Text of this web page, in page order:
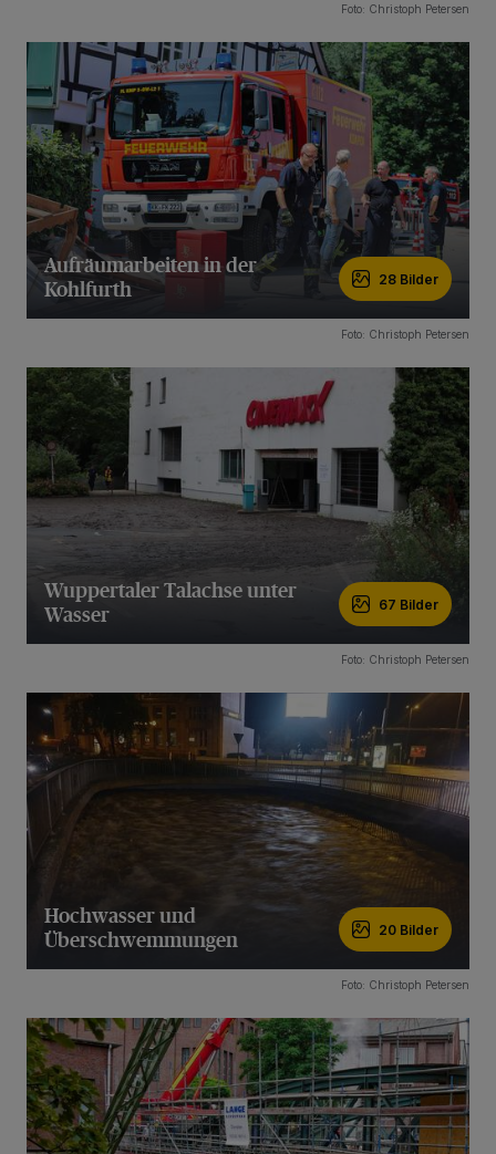
Foto: Christoph Petersen
Aufräumarbeiten in der
Kohlfurth
28 Bilder
Foto: Christoph Petersen
Wuppertaler Talachse unter
Wasser
67 Bilder
Foto: Christoph Petersen
Hochwasser und
Überschwemmungen
20 Bilder
Foto: Christoph Petersen